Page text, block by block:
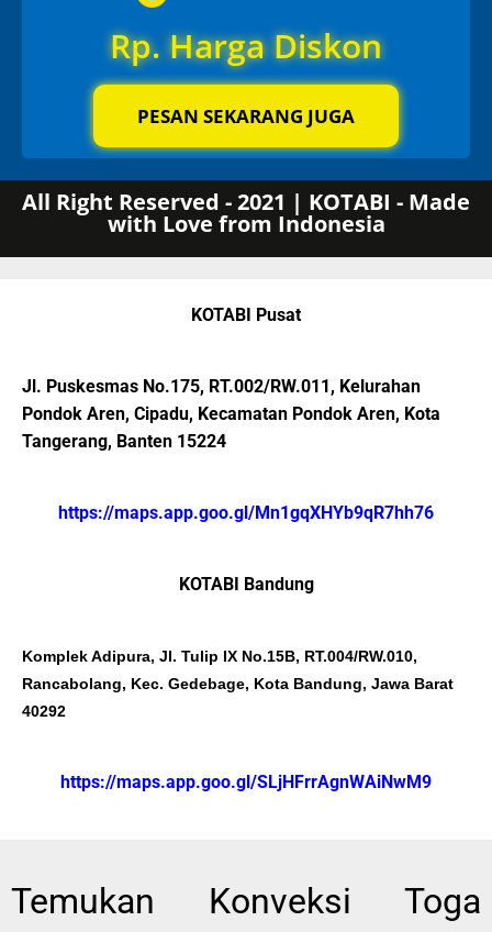
Rp. Harga Diskon
PESAN SEKARANG JUGA
All Right Reserved - 2021 | KOTABI - Made
with Love from Indonesia
KOTABI Pusat
Jl. Puskesmas No.175, RT.002/RW.011, Kelurahan
Pondok Aren, Cipadu, Kecamatan Pondok Aren, Kota
Tangerang, Banten 15224
https://maps.app.goo.gl/Mn1gqXHYb9qR7hh76
KOTABI Bandung
Komplek Adipura, Jl. Tulip IX No.15B, RT.004/RW.010,
Rancabolang, Kec. Gedebage, Kota Bandung, Jawa Barat
40292
https://maps.app.goo.gl/SLjHFrrAgnWAiNwM9
Temukan Konveksi Toga